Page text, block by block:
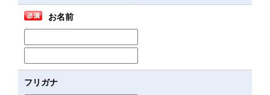
お名前
フリガナ